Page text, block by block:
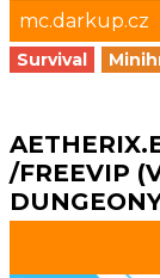
mc.darkup.cz
Survival
/FREEVIP